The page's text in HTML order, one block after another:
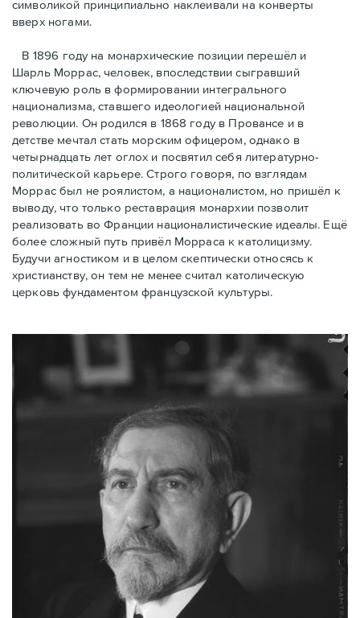
символикой принципиально наклеивали на конверты
вверх ногами.
В 1896 году на монархические позиции перешёл и
Шарль Моррас, человек, впоследствии сыгравший
ключевую роль в формировании интегрального
национализма, ставшего идеологией национальной
революции. Он родился в 1868 году в Провансе и в
детстве мечтал стать морским офицером, однако в
четырнадцать лет оглох и посвятил себя литературно-
политической карьере. Строго говоря, по взглядам
Моррас был не роялистом, а националистом, но пришёл к
выводу, что только реставрация монархии позволит
реализовать во Франции националистические идеалы. Ещё
более сложный путь привёл Морраса к католицизму.
Будучи агностиком и в целом скептически относясь к
христианству, он тем не менее считал католическую
церковь фундаментом французской культуры.